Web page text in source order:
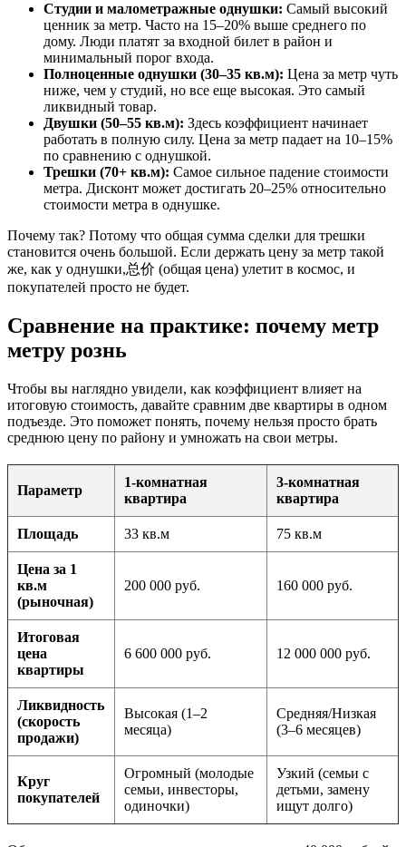
Студии и малометражные однушки: Самый высокий
ценник за метр. Часто на 15–20% выше среднего по
дому. Люди платят за входной билет в район и
минимальный порог входа.
Полноценные однушки (30–35 кв.м): Цена за метр чуть
ниже, чем у студий, но все еще высокая. Это самый
ликвидный товар.
Двушки (50–55 кв.м): Здесь коэффициент начинает
работать в полную силу. Цена за метр падает на 10–15%
по сравнению с однушкой.
Трешки (70+ кв.м): Самое сильное падение стоимости
метра. Дисконт может достигать 20–25% относительно
стоимости метра в однушке.
Почему так? Потому что общая сумма сделки для трешки
становится очень большой. Если держать цену за метр такой
же, как у однушки,总价 (общая цена) улетит в космос, и
покупателей просто не будет.
Сравнение на практике: почему метр
метру рознь
Чтобы вы наглядно увидели, как коэффициент влияет на
итоговую стоимость, давайте сравним две квартиры в одном
подъезде. Это поможет понять, почему нельзя просто брать
среднюю цену по району и умножать на свои метры.
Параметр
1-комнатная
квартира
3-комнатная
квартира
Площадь 33 кв.м 75 кв.м
Цена за 1
кв.м
(рыночная)
200 000 руб. 160 000 руб.
Итоговая
цена
квартиры
6 600 000 руб. 12 000 000 руб.
Ликвидность
(скорость
продажи)
Высокая (1–2
месяца)
Средняя/Низкая
(3–6 месяцев)
Круг
покупателей
Огромный (молодые
семьи, инвесторы,
одиночки)
Узкий (семьи с
детьми, замену
ищут долго)